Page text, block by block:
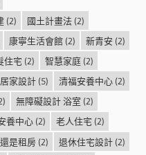
(2) 國土計畫法(2)
康寧生活會館(2) 新青安 (2)
住宅 (2) 智慧家庭(2)
家設計(5) 清福安養中心(2)
無障礙設計 浴室 (2)
養中心(2) 老人住宅 (2)
是租房(2) 退休住宅設計(2)